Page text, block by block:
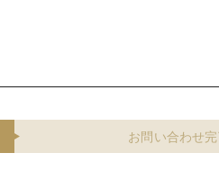
お問い合わせ完